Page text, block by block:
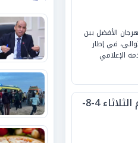
الأفضل بين
في إطار
الإعلامي
أسعار الأسماك والمأكولات البحرية اليوم الثلاثاء 4-8-